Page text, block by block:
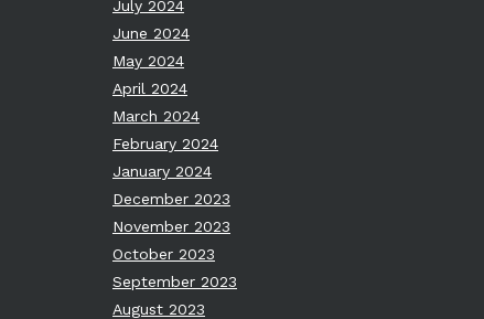
July 2024
June 2024
May 2024
April 2024
March 2024
February 2024
January 2024
December 2023
November 2023
October 2023
September 2023
August 2023